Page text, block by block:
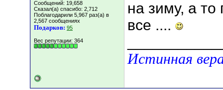
Сообщений: 19,658
Сказал(а) спасибо: 2,712
Поблагодарили 5,967 раз(а) в
2,567 сообщениях
Подарков: 95
Вес репутации: 364
на зиму, а
все ....
Истинная